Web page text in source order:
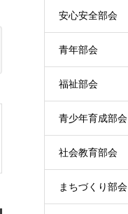
安心安全部会
青年部会
福祉部会
青少年育成部会
社会教育部会
まちづくり部会